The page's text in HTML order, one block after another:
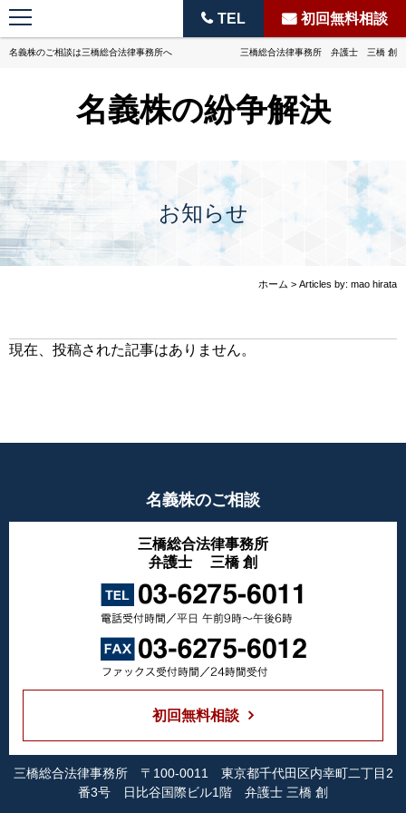
名義株のご相談は三橋総合法律事務所へ 三橋総合法律事務所 弁護士 三橋 創
名義株の紛争解決
TEL 初回無料相談
お知らせ
ホーム > Articles by: mao hirata
現在、投稿された記事はありません。
名義株のご相談
三橋総合法律事務所
弁護士 三橋 創
初回無料相談
三橋総合法律事務所 〒100-0011 東京都千代田区内幸町二丁目2
番3号 日比谷国際ビル1階 弁護士 三橋 創